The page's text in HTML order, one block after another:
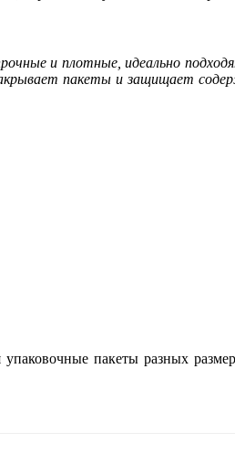
и плотные, идеально
пакеты и защищает
пакеты разных